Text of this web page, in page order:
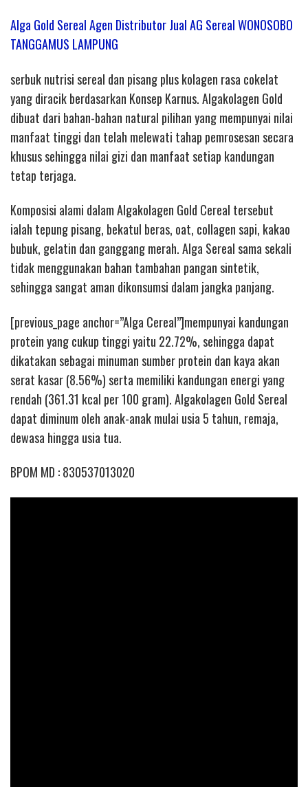
Alga Gold Sereal Agen Distributor Jual AG Sereal WONOSOBO
TANGGAMUS LAMPUNG
serbuk nutrisi sereal dan pisang plus kolagen rasa cokelat
yang diracik berdasarkan Konsep Karnus. Algakolagen Gold
dibuat dari bahan-bahan natural pilihan yang mempunyai nilai
manfaat tinggi dan telah melewati tahap pemrosesan secara
khusus sehingga nilai gizi dan manfaat setiap kandungan
tetap terjaga.
Komposisi alami dalam Algakolagen Gold Cereal tersebut
ialah tepung pisang, bekatul beras, oat, collagen sapi, kakao
bubuk, gelatin dan ganggang merah. Alga Sereal sama sekali
tidak menggunakan bahan tambahan pangan sintetik,
sehingga sangat aman dikonsumsi dalam jangka panjang.
[previous_page anchor=”Alga Cereal”]mempunyai kandungan
protein yang cukup tinggi yaitu 22.72%, sehingga dapat
dikatakan sebagai minuman sumber protein dan kaya akan
serat kasar (8.56%) serta memiliki kandungan energi yang
rendah (361.31 kcal per 100 gram). Algakolagen Gold Sereal
dapat diminum oleh anak-anak mulai usia 5 tahun, remaja,
dewasa hingga usia tua.
BPOM MD : 830537013020